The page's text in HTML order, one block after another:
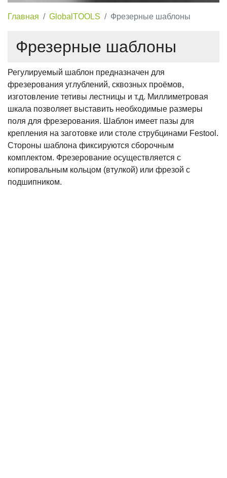
Главная GlobalTOOLS Фрезерные шаблоны
Фрезерные шаблоны
Регулируемый шаблон предназначен для
фрезерования углублений, сквозных проёмов,
изготовление тетивы лестницы и т.д. Миллиметровая
шкала позволяет выставить необходимые размеры
поля для фрезерования. Шаблон имеет пазы для
крепления на заготовке или столе струбцинами Festool.
Стороны шаблона фиксируются сборочным
комплектом. Фрезерование осуществляется с
копировальным кольцом (втулкой) или фрезой с
подшипником.